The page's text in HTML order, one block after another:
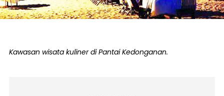
Kawasan wisata kuliner di Pantai Kedonganan.